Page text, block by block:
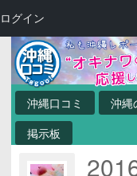
沖縄口コミ 沖縄
掲示板
ログイン